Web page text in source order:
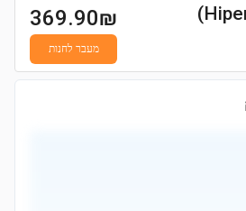
369.90₪
מעבר לחנות